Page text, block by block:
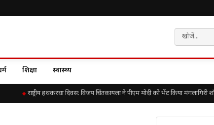
शिक्षा स्वास्थ्य
राष्ट्रीय हथकरघा दिवस: विजय चिंतकायला ने पीएम मोदी को भेंट किया मंगलागिरी शॉल